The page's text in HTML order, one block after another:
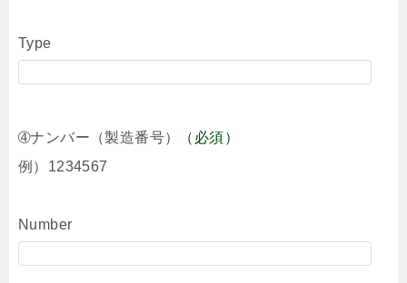
Type
➃ナンバー（製造番号）
（必須）
例）1234567
Number